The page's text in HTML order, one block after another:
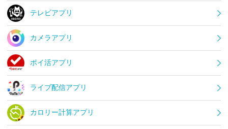
テレビアプリ
カメラアプリ
ポイ活アプリ
ライブ配信アプリ
カロリー計算アプリ